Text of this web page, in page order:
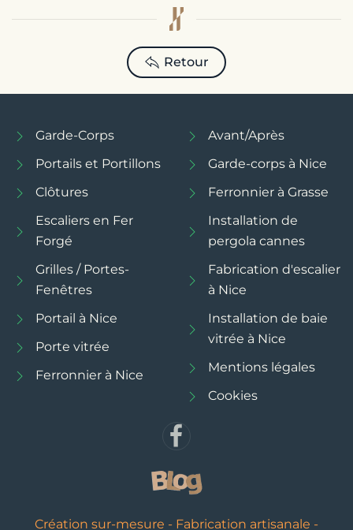
Retour
Garde-Corps
Portails et Portillons
Clôtures
Escaliers en Fer
Forgé
Grilles / Portes-
Fenêtres
Portail à Nice
Porte vitrée
Ferronnier à Nice
Avant/Après
Garde-corps à Nice
Ferronnier à Grasse
Installation de
pergola cannes
Fabrication d'escalier
à Nice
Installation de baie
vitrée à Nice
Mentions légales
Cookies
Création sur-mesure - Fabrication artisanale -